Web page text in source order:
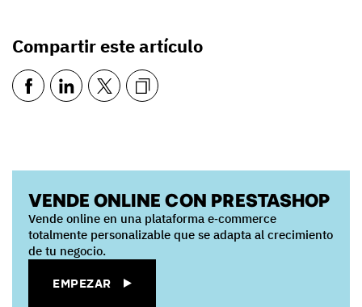
Compartir este artículo
VENDE ONLINE CON PRESTASHOP
Vende online en una plataforma e‑commerce
totalmente personalizable que se adapta al crecimiento
de tu negocio.
EMPEZAR